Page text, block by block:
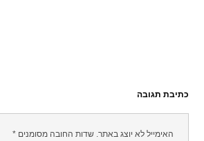
כתיבת תגובה
האימייל לא יוצג באתר. שדות החובה מסומנים *